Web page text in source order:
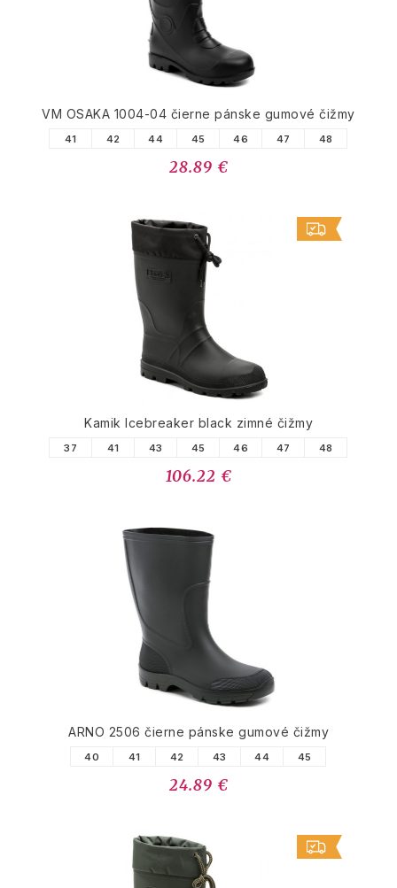
VM OSAKA 1004-04 čierne pánske gumové čižmy
41 42 44 45 46 47 48
28.89 €
Kamik Icebreaker black zimné čižmy
37 41 43 45 46 47 48
106.22 €
ARNO 2506 čierne pánske gumové čižmy
40 41 42 43 44 45
24.89 €